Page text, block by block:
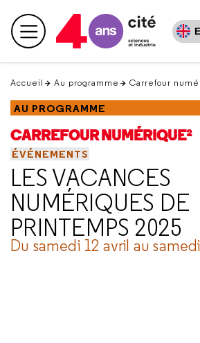
en
haut Menu principal
Accueil Au programme Carrefour
AU PROGRAMME
CARREFOUR NUMÉRIQUE²
ÉVÉNEMENTS
LES VACANCES
NUMÉRIQUES DE
PRINTEMPS 2025
Du samedi 12 avril au